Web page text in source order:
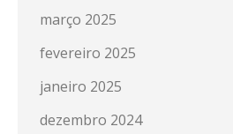
março 2025
fevereiro 2025
janeiro 2025
dezembro 2024